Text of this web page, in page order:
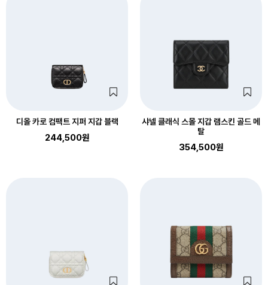
디올 카로 컴팩트 지퍼 지갑 블랙
244,500원
샤넬 클래식 스몰 지갑 램스킨 골드 메
탈
354,500원